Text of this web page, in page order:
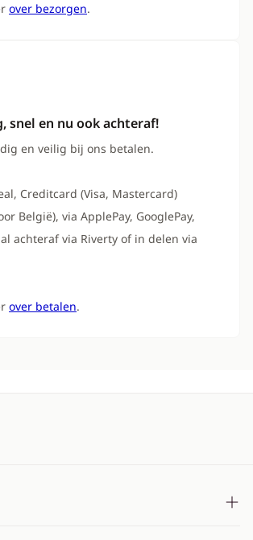
over bezorgen.
snel en nu ook achteraf!
en veilig bij ons betalen.
Creditcard (Visa, Mastercard)
België), via ApplePay, GooglePay,
achteraf via Riverty of in delen via
over betalen.